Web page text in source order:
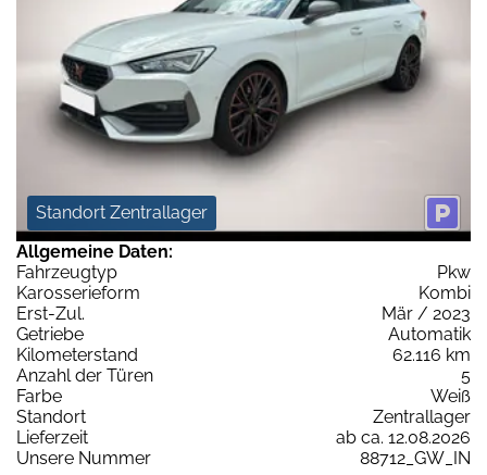
Standort Zentrallager
Allgemeine Daten:
Fahrzeugtyp
Pkw
Karosserieform
Kombi
Erst-Zul.
Mär / 2023
Getriebe
Automatik
Kilometerstand
62.116 km
Anzahl der Türen
5
Farbe
Weiß
Standort
Zentrallager
Lieferzeit
ab ca. 12.08.2026
Unsere Nummer
88712_GW_IN